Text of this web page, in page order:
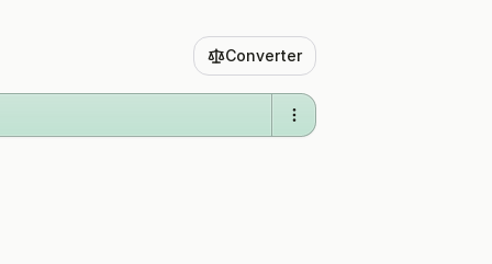
Converter